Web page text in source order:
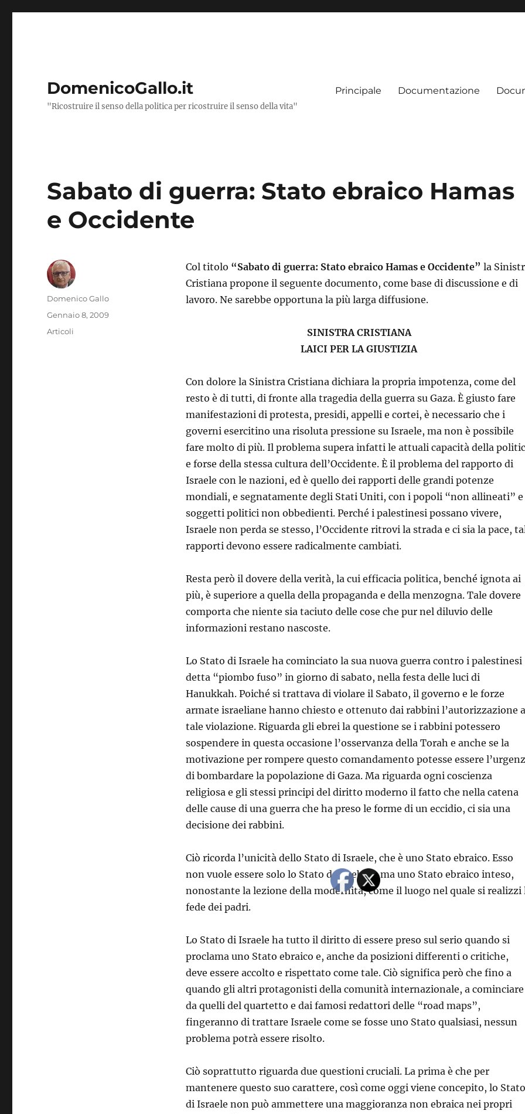
DomenicoGallo.it
"Ricostruire il senso della politica per ricostruire il senso della vita"
Principale Documentazione
Sabato di guerra: Stato ebraico Hamas
e Occidente
Col titolo “Sabato di guerra: Stato ebraico Hamas e Occidente” la
Cristiana propone il seguente documento, come base di discussione e di
lavoro. Ne sarebbe opportuna la più larga diffusione.
SINISTRA CRISTIANA
LAICI PER LA GIUSTIZIA
Con dolore la Sinistra Cristiana dichiara la propria impotenza, come del
resto è di tutti, di fronte alla tragedia della guerra su Gaza. È giusto fare
manifestazioni di protesta, presidi, appelli e cortei, è necessario che i
governi esercitino una risoluta pressione su Israele, ma non è possibile
fare molto di più. Il problema supera infatti le attuali capacità della
e forse della stessa cultura dell’Occidente. È il problema del rapporto di
Israele con le nazioni, ed è quello dei rapporti delle grandi potenze
mondiali, e segnatamente degli Stati Uniti, con i popoli “non allineati”
soggetti politici non obbedienti. Perché i palestinesi possano vivere,
Israele non perda se stesso, l’Occidente ritrovi la strada e ci sia la pace,
rapporti devono essere radicalmente cambiati.
Resta però il dovere della verità, la cui efficacia politica, benché ignota ai
più, è superiore a quella della propaganda e della menzogna. Tale dovere
comporta che niente sia taciuto delle cose che pur nel diluvio delle
informazioni restano nascoste.
Lo Stato di Israele ha cominciato la sua nuova guerra contro i palestinesi
detta “piombo fuso” in giorno di sabato, nella festa delle luci di
Hanukkah. Poiché si trattava di violare il Sabato, il governo e le forze
armate israeliane hanno chiesto e ottenuto dai rabbini l’autorizzazione a
tale violazione. Riguarda gli ebrei la questione se i rabbini potessero
sospendere in questa occasione l’osservanza della Torah e anche se la
motivazione per rompere questo comandamento potesse essere
di bombardare la popolazione di Gaza. Ma riguarda ogni coscienza
religiosa e gli stessi principi del diritto moderno il fatto che nella catena
delle cause di una guerra che ha preso le forme di un eccidio, ci sia una
decisione dei rabbini.
Ciò ricorda l’unicità dello Stato di Israele, che è uno Stato ebraico. Esso
non vuole essere solo lo Stato degli ebrei, ma uno Stato ebraico inteso,
nonostante la lezione della modernità, come il luogo nel quale si realizzi
fede dei padri.
Lo Stato di Israele ha tutto il diritto di essere preso sul serio quando si
proclama uno Stato ebraico e, anche da posizioni differenti o critiche,
deve essere accolto e rispettato come tale. Ciò significa però che fino a
quando gli altri protagonisti della comunità internazionale, a cominciare
da quelli del quartetto e dai famosi redattori delle “road maps”,
fingeranno di trattare Israele come se fosse uno Stato qualsiasi, nessun
problema potrà essere risolto.
Ciò soprattutto riguarda due questioni cruciali. La prima è che per
mantenere questo suo carattere, così come oggi viene concepito, lo Stato
di Israele non può ammettere una maggioranza non ebraica nei propri
Autore
Domenico Gallo
Pubblicato
Gennaio 8, 2009
Categorie
Articoli